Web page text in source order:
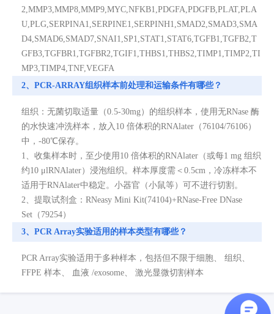
2,MMP3,MMP8,MMP9,MYC,NFKB1,PDGFA,PDGFB,PLAT,PLA
U,PLG,SERPINA1,SERPINE1,SERPINH1,SMAD2,SMAD3,SMA
D4,SMAD6,SMAD7,SNAI1,SP1,STAT1,STAT6,TGFB1,TGFB2,T
GFB3,TGFBR1,TGFBR2,TGIF1,THBS1,THBS2,TIMP1,TIMP2,TI
MP3,TIMP4,TNF,VEGFA
2、PCR-ARRAY组织样本前处理和运输条件有哪些？
组织：无菌切取适量（0.5-30mg）的组织样本，使用无RNase 酶
的水快速冲洗样本，放入10 倍体积的RNAlater（76104/76106）
中，-80℃保存。
1、收集样本时，至少使用10 倍体积的RNAlater（或每1 mg 组织
约10 μlRNAlater）浸泡组织。样本厚度需＜0.5cm，冷冻样本不
适用于RNAlater中稳定。小器官（小鼠等）可不进行切割。
2、提取试剂盒：RNeasy Mini Kit(74104)+RNase-Free DNase
Set（79254）
3、PCR Array实验适用的样本类型有哪些？
PCR Array实验适用于多种样本，包括但不限于细胞、 组织、
FFPE 样本、 血液 /exosome、 激光显微切割样本